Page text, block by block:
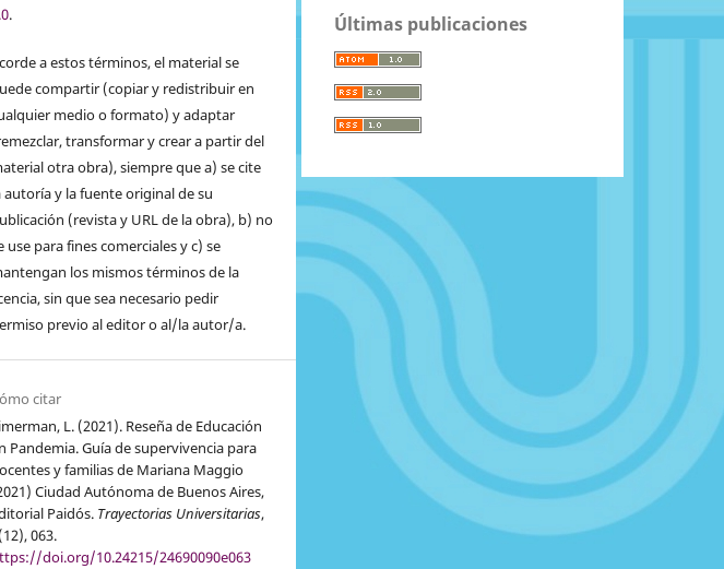
.
a estos términos, el material se
compartir (copiar y redistribuir en
medio o formato) y adaptar
transformar y crear a partir del
otra obra), siempre que a) se cite
autoría y la fuente original de su
(revista y URL de la obra), b) no
use para fines comerciales y c) se
los mismos términos de la
sin que sea necesario pedir
previo al editor o al/la autor/a.
citar
L. (2021). Reseña de Educación
Pandemia. Guía de supervivencia para
y familias de Mariana Maggio
Ciudad Autónoma de Buenos Aires,
Paidós. Trayectorias Universitarias,
063.
doi.org/10.24215/24690090e063
Últimas publicaciones